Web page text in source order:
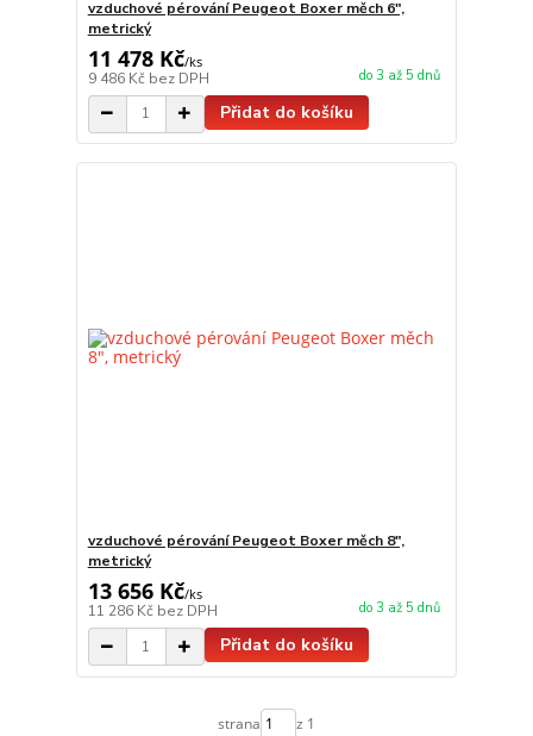
vzduchové pérování Peugeot Boxer měch 6",
metrický
11 478 Kč/ks
9 486 Kč bez DPH do 3 až 5 dnů
Přidat do košíku
vzduchové pérování Peugeot Boxer měch 8",
metrický
13 656 Kč/ks
11 286 Kč bez DPH do 3 až 5 dnů
Přidat do košíku
strana z 1